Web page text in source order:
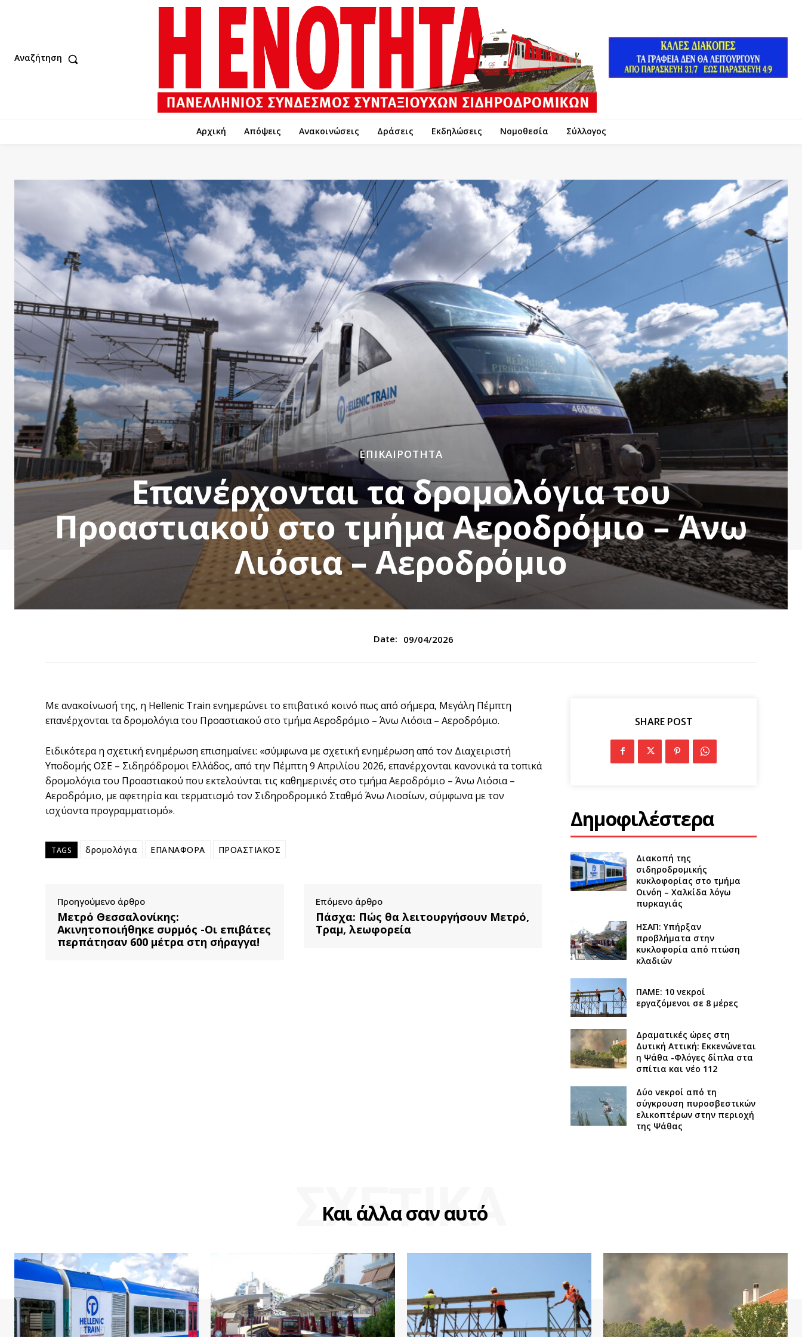
Αναζήτηση
Αρχική Απόψεις Ανακοινώσεις Δράσεις Εκδηλώσεις Νομοθεσία Σύλλογος
ΕΠΙΚΑΙΡΌΤΗΤΑ
Eπανέρχονται τα δρομολόγια του
Προαστιακού στο τμήμα Αεροδρόμιο – Άνω
Λιόσια – Αεροδρόμιο
Date: 09/04/2026
Με ανακοίνωσή της, η Hellenic Train ενημερώνει το επιβατικό κοινό πως από σήμερα, Μεγάλη Πέμπτη
επανέρχονται τα δρομολόγια του Προαστιακού στο τμήμα Αεροδρόμιο – Άνω Λιόσια – Αεροδρόμιο.
Ειδικότερα η σχετική ενημέρωση επισημαίνει: «σύμφωνα με σχετική ενημέρωση από τον Διαχειριστή
Υποδομής ΟΣΕ – Σιδηρόδρομοι Ελλάδος, από την Πέμπτη 9 Απριλίου 2026, επανέρχονται κανονικά τα τοπικά
δρομολόγια του Προαστιακού που εκτελούνται τις καθημερινές στο τμήμα Αεροδρόμιο – Άνω Λιόσια –
Αεροδρόμιο, με αφετηρία και τερματισμό τον Σιδηροδρομικό Σταθμό Άνω Λιοσίων, σύμφωνα με τον
ισχύοντα προγραμματισμό».
TAGS δρομολόγια ΕΠΑΝΑΦΟΡΑ ΠΡΟΑΣΤΙΑΚΟΣ
Προηγούμενο άρθρο
Μετρό Θεσσαλονίκης:
Ακινητοποιήθηκε συρμός -Οι επιβάτες
περπάτησαν 600 μέτρα στη σήραγγα!
Επόμενο άρθρο
Πάσχα: Πώς θα λειτουργήσουν Μετρό,
Τραμ, λεωφορεία
SHARE POST
Δημοφιλέστερα
Διακοπή της
σιδηροδρομικής
κυκλοφορίας στο τμήμα
Οινόη – Χαλκίδα λόγω
πυρκαγιάς
ΗΣΑΠ: Υπήρξαν
προβλήματα στην
κυκλοφορία από πτώση
κλαδιών
ΠΑΜΕ: 10 νεκροί
εργαζόμενοι σε 8 μέρες
Δραματικές ώρες στη
Δυτική Αττική: Εκκενώνεται
η Ψάθα -Φλόγες δίπλα στα
σπίτια και νέο 112
Δύο νεκροί από τη
σύγκρουση πυροσβεστικών
ελικοπτέρων στην περιοχή
της Ψάθας
Και άλλα σαν αυτό
ΣΧΕΤΙΚΑ